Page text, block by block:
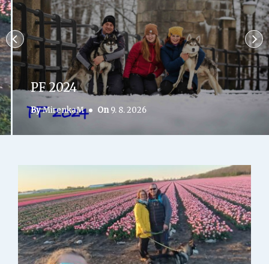
PF 2024
ByMirenkaM On 9. 8. 2026